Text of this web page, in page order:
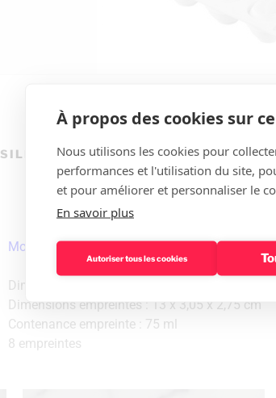
SILIKOMART TRUFFLES ECLAIRS
Moule Silikomart Truffles éclairs
Dimensions moule : 30 x 17,5 x 5,5 cm
Dimensions empreintes : 13 x 3,05 x 2,75 cm
Contenance empreinte : 75 ml
8 empreintes
À propos des cookies sur
Nous utilisons les cookies pour
performances et l'utilisation du site,
et pour améliorer et personnaliser le
En savoir plus
Autoriser tous les cookies